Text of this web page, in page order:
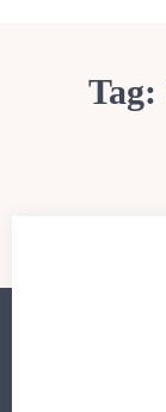
Tag: